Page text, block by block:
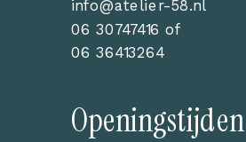
Openingstijden
info@atelier-58.nl
06 30747416 of
06 36413264